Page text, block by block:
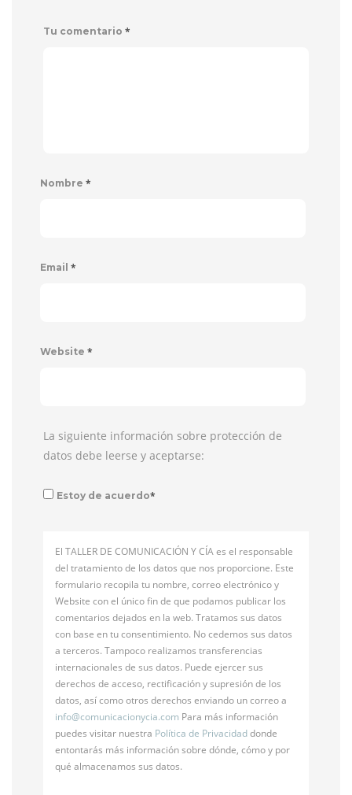
Tu comentario *
Nombre *
Email *
Website *
La siguiente información sobre protección de
datos debe leerse y aceptarse:
Estoy de acuerdo*
El TALLER DE COMUNICACIÓN Y CÍA es el responsable
del tratamiento de los datos que nos proporcione. Este
formulario recopila tu nombre, correo electrónico y
Website con el único fin de que podamos publicar los
comentarios dejados en la web. Tratamos sus datos
con base en tu consentimiento. No cedemos sus datos
a terceros. Tampoco realizamos transferencias
internacionales de sus datos. Puede ejercer sus
derechos de acceso, rectificación y supresión de los
datos, así como otros derechos enviando un correo a
info@comunicacionycia.com Para más información
puedes visitar nuestra Política de Privacidaddonde
entontarás más información sobre dónde, cómo y por
qué almacenamos sus datos.